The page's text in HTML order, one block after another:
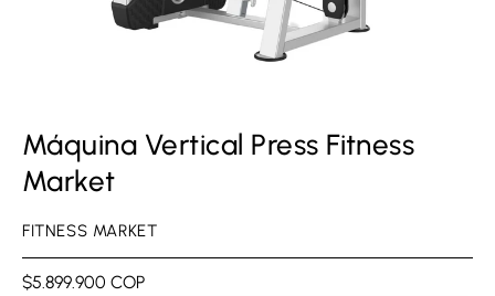
Máquina Vertical Press Fitness
Market
FITNESS MARKET
Precio
$5.899.900 COP